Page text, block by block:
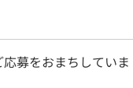
募をおまちしていま